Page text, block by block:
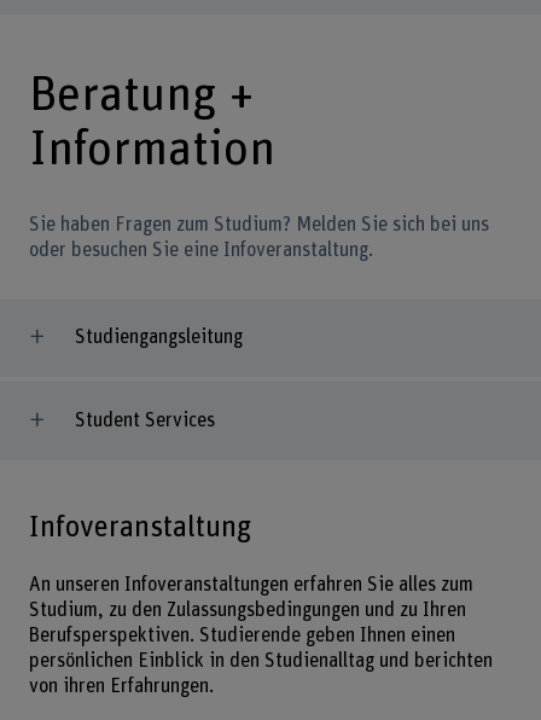
Beratung +
Information
Sie haben Fragen zum Studium? Melden Sie sich bei uns
oder besuchen Sie eine Infoveranstaltung.
Studiengangsleitung
Student Services
Infoveranstaltung
An unseren Infoveranstaltungen erfahren Sie alles zum
Studium, zu den Zulassungsbedingungen und zu Ihren
Berufsperspektiven. Studierende geben Ihnen einen
persönlichen Einblick in den Studienalltag und berichten
von ihren Erfahrungen.